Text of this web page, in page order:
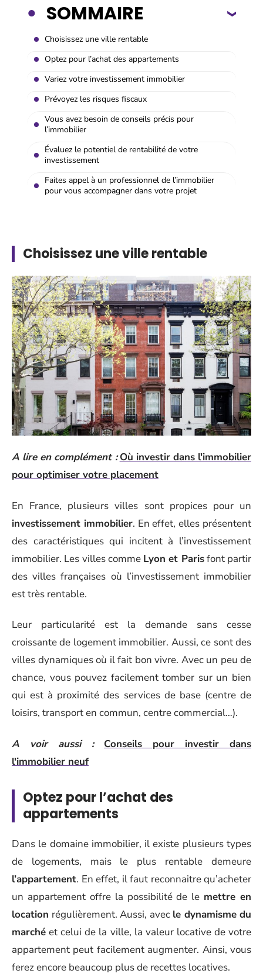
SOMMAIRE
Choisissez une ville rentable
Optez pour l’achat des appartements
Variez votre investissement immobilier
Prévoyez les risques fiscaux
Vous avez besoin de conseils précis pour
l’immobilier
Évaluez le potentiel de rentabilité de votre
investissement
Faites appel à un professionnel de l’immobilier
pour vous accompagner dans votre projet
Choisissez une ville rentable
A lire en complément : Où investir dans l'immobilier
pour optimiser votre placement
En France, plusieurs villes sont propices pour un
investissement immobilier. En effet, elles présentent
des caractéristiques qui incitent à l’investissement
immobilier. Les villes comme Lyon et Parisfont partir
des villes françaises où l’investissement immobilier
est très rentable.
Leur particularité est la demande sans cesse
croissante de logement immobilier. Aussi, ce sont des
villes dynamiques où il fait bon vivre. Avec un peu de
chance, vous pouvez facilement tomber sur un bien
qui est à proximité des services de base (centre de
loisirs, transport en commun, centre commercial…).
A voir aussi :
Conseils pour investir dans
l'immobilier neuf
Optez pour l’achat des
appartements
Dans le domaine immobilier, il existe plusieurs types
de logements, mais le plus rentable demeure
l’appartement. En effet, il faut reconnaitre qu’acheter
un appartement offre la possibilité de le mettre en
location régulièrement. Aussi, avec le dynamisme du
marché et celui de la ville, la valeur locative de votre
appartement peut facilement augmenter. Ainsi, vous
ferez encore beaucoup plus de recettes locatives.